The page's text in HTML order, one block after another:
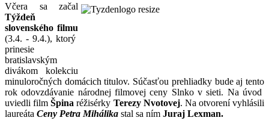
Včera sa začal
Týždeň
slovenského filmu
(3.4. - 9.4.), ktorý
prinesie
bratislavským
divákom kolekciu
minuloročných domácich titulov. Súčasťou prehliadky bude aj tento
rok odovzdávanie národnej filmovej ceny Slnko v sieti. Na úvod
uviedli film Špina réžisérky Terezy Nvotovej. Na otvorení vyhlásili
laureáta Ceny Petra Mihálika stal sa ním Juraj Lexman.